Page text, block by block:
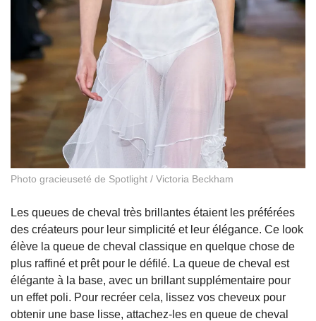
Photo gracieuseté de Spotlight / Victoria Beckham
Les queues de cheval très brillantes étaient les préférées
des créateurs pour leur simplicité et leur élégance. Ce look
élève la queue de cheval classique en quelque chose de
plus raffiné et prêt pour le défilé. La queue de cheval est
élégante à la base, avec un brillant supplémentaire pour
un effet poli. Pour recréer cela, lissez vos cheveux pour
obtenir une base lisse, attachez-les en queue de cheval